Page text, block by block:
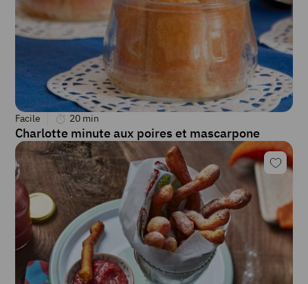
Facile 20 min
Charlotte minute aux poires et mascarpone